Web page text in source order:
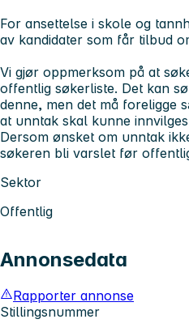
For ansettelse i skole og
av kandidater som får tilbud
Vi gjør oppmerksom på at
offentlig søkerliste. Det kan
denne, men det må foreligge
at unntak skal kunne
Dersom ønsket om unntak
søkeren bli varslet før
Sektor
Offentlig
Annonsedata
Rapporter annonse
Stillingsnummer